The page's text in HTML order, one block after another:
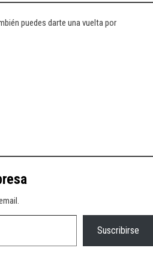
puedes darte una vuelta por
Suscribirse